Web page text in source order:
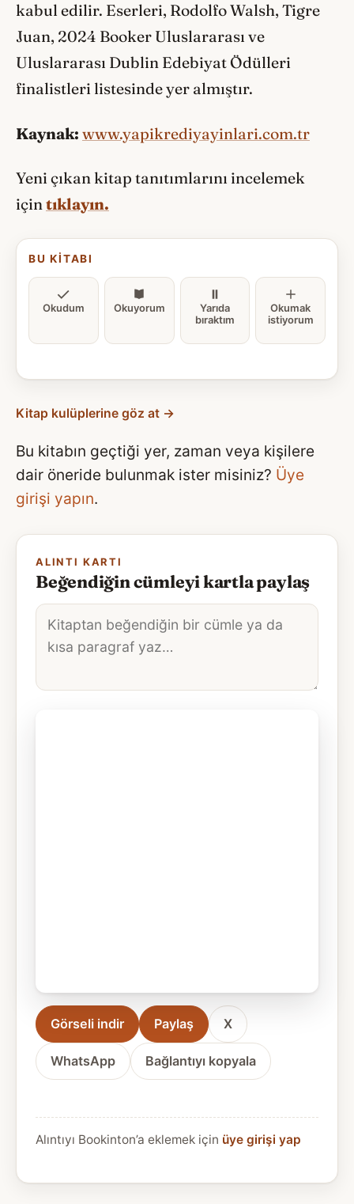
kabul edilir. Eserleri, Rodolfo Walsh, Tigre
Juan, 2024 Booker Uluslararası ve
Uluslararası Dublin Edebiyat Ödülleri
finalistleri listesinde yer almıştır.
Kaynak: www.yapikrediyayinlari.com.tr
Yeni çıkan kitap tanıtımlarını incelemek
içintıklayın.
BU KITABI
Okudum Okuyorum
Yarıda
bıraktım
Okumak
istiyorum
Kitap kulüplerine göz at →
Bu kitabın geçtiği yer, zaman veya kişilere
dair öneride bulunmak ister misiniz? Üye
girişi yapın.
ALINTI KARTI
Beğendiğin cümleyi kartla paylaş
Alıntı
metni
Görseli indir Paylaş X
WhatsApp Bağlantıyı kopyala
Alıntıyı Bookinton’a eklemek için üye girişi yap